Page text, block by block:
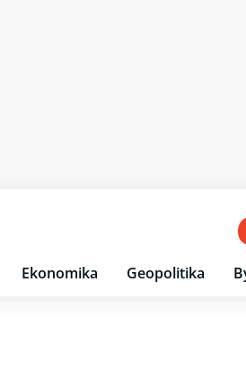
Ekonomika Geopolitika